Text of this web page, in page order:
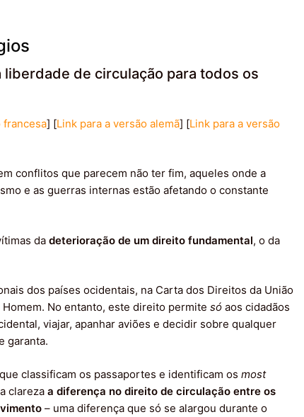
de circulação para todos os
francesa] [Link para a versão alemã] [Link para a versão
conflitos que parecem não ter fim, aqueles onde a
e as guerras internas estão afetando o constante
da deterioração de um direito fundamental, o da
dos países ocidentais, na Carta dos Direitos da União
No entanto, este direito permite só aos cidadãos
viajar, apanhar aviões e decidir sobre qualquer
garanta.
classificam os passaportes e identificam os most
clareza a diferença no direito de circulação entre os
– uma diferença que só se alargou durante o